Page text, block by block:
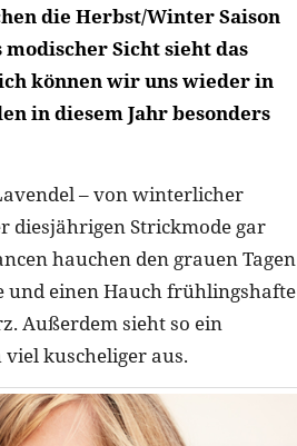
die Herbst/Winter Saison
Sicht sieht das
können wir uns wieder in
in diesem Jahr besonders
– von winterlicher
diesjährigen Strickmode gar
hauchen den grauen Tagen
und einen Hauch frühlingshafte
Außerdem sieht so ein
kuscheliger aus.